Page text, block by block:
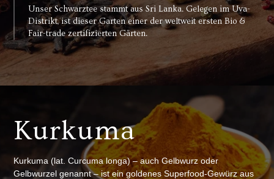
Unser Schwarztee stammt aus Sri Lanka. Gelegen im Uva-
Distrikt, ist dieser Garten einer der weltweit ersten Bio &
Fair-trade zertifizierten Gärten.
Kurkuma
Kurkuma (lat. Curcuma longa) – auch Gelbwurz oder
Gelbwurzel genannt – ist ein goldenes Superfood-Gewürz aus